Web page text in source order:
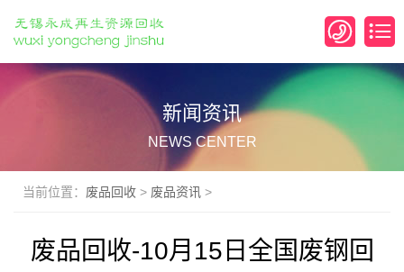
新闻资讯
NEWS CENTER
当前位置： 废品回收 > 废品资讯 >
废品回收-10月15日全国废钢回